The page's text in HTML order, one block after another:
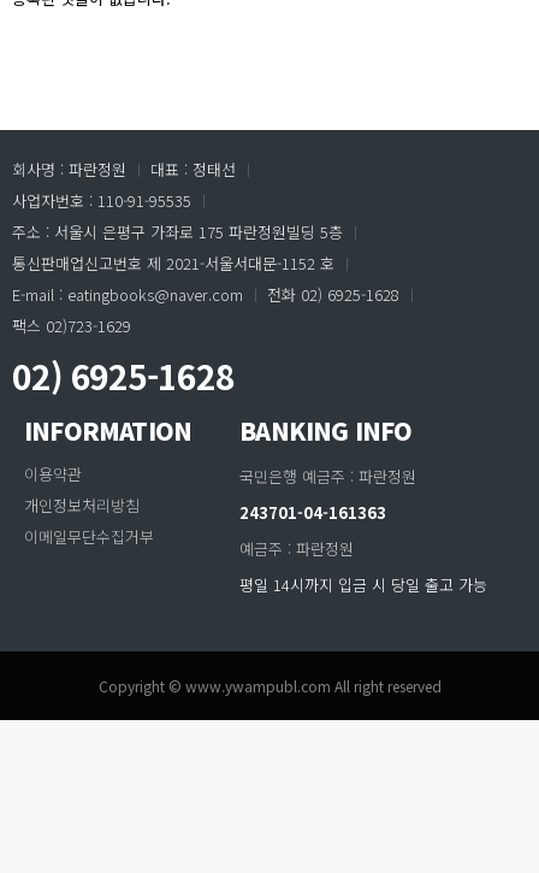
회사명 : 파란정원 ㅣ 대표 : 정태선 ㅣ
사업자번호 : 110-91-95535 ㅣ
주소 : 서울시 은평구 가좌로 175 파란정원빌딩 5층 ㅣ
통신판매업신고번호 제 2021-서울서대문-1152 호 ㅣ
E-mail : eatingbooks@naver.com ㅣ 전화 02) 6925-1628 ㅣ
팩스 02)723-1629
02) 6925-1628
INFORMATION
이용약관
개인정보처리방침
이메일무단수집거부
BANKING INFO
국민은행 예금주 : 파란정원
243701-04-161363
예금주 : 파란정원
평일 14시까지 입금 시 당일 출고 가능
Copyright © www.ywampubl.com All right reserved